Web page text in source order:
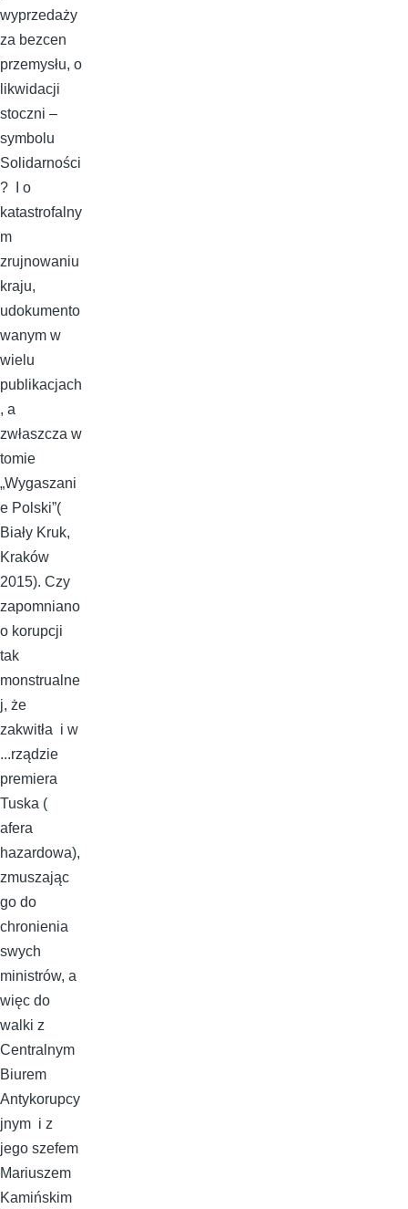
wyprzedaży
za bezcen
przemysłu, o
likwidacji
stoczni –
symbolu
Solidarności
? I o
katastrofalny
m
zrujnowaniu
kraju,
udokumento
wanym w
wielu
publikacjach
, a
zwłaszcza w
tomie
„Wygaszani
e Polski”(
Biały Kruk,
Kraków
2015). Czy
zapomniano
o korupcji
tak
monstrualne
j, że
zakwitła i w
...rządzie
premiera
Tuska (
afera
hazardowa),
zmuszając
go do
chronienia
swych
ministrów, a
więc do
walki z
Centralnym
Biurem
Antykorupcy
jnym i z
jego szefem
Mariuszem
Kamińskim